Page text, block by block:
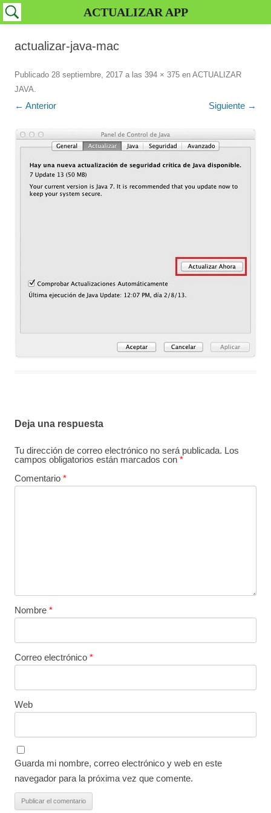
actualizar-java-mac
Publicado 28 septiembre, 2017 a las 394 × 375 en ACTUALIZAR
JAVA.
← Anterior Siguiente →
Deja una respuesta
Tu dirección de correo electrónico no será publicada. Los
campos obligatorios están marcados con *
Comentario *
Nombre *
Correo electrónico *
Web
Guarda mi nombre, correo electrónico y web en este
navegador para la próxima vez que comente.
ACTUALIZAR APP